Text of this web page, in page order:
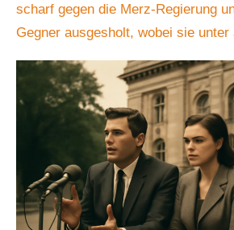
scharf gegen die Merz-Regierung
Gegner ausgesholt, wobei sie unter